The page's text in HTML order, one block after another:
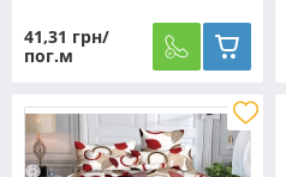
41,31 грн/
пог.м